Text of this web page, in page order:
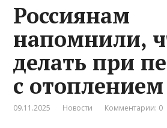
Россиянам
напомнили,
делать при
с отоплением
09.11.2025 Новости Комментарии: 0